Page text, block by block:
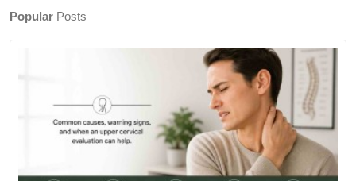
Popular Posts